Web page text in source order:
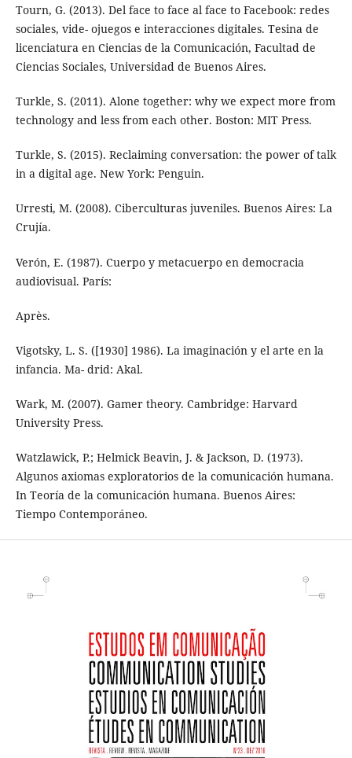
Tourn, G. (2013). Del face to face al face to Facebook: redes
sociales, vide- ojuegos e interacciones digitales. Tesina de
licenciatura en Ciencias de la Comunicación, Facultad de
Ciencias Sociales, Universidad de Buenos Aires.
Turkle, S. (2011). Alone together: why we expect more from
technology and less from each other. Boston: MIT Press.
Turkle, S. (2015). Reclaiming conversation: the power of talk
in a digital age. New York: Penguin.
Urresti, M. (2008). Ciberculturas juveniles. Buenos Aires: La
Crujía.
Verón, E. (1987). Cuerpo y metacuerpo en democracia
audiovisual. París:
Après.
Vigotsky, L. S. ([1930] 1986). La imaginación y el arte en la
infancia. Ma- drid: Akal.
Wark, M. (2007). Gamer theory. Cambridge: Harvard
University Press.
Watzlawick, P.; Helmick Beavin, J. & Jackson, D. (1973).
Algunos axiomas exploratorios de la comunicación humana.
In Teoría de la comunicación humana. Buenos Aires:
Tiempo Contemporáneo.